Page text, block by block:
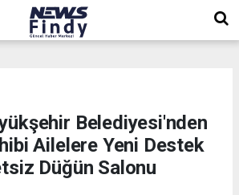
Belediyesi'nden
Ailelere Yeni Destek
Düğün Salonu